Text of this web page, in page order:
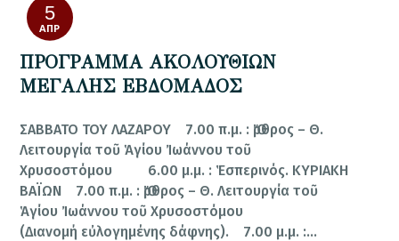
5
ΑΠΡ
ΠΡΟΓΡΑΜΜΑ ΑΚΟΛΟΥΘΙΩΝ
ΜΕΓΑΛΗΣ ΕΒΔΟΜΑΔΟΣ
ΣΑΒΒΑΤΟ ΤΟΥ ΛΑΖΑΡΟΥ 7.00 π.μ. : Ὄρθρος – Θ.
Λειτουργία τοῦ Ἁγίου Ἰωάννου τοῦ
Χρυσοστόμου 6.00 μ.μ. : Ἑσπερινός. ΚΥΡΙΑΚΗ
ΒΑΪΩΝ 7.00 π.μ. : Ὄρθρος – Θ. Λειτουργία τοῦ
Ἁγίου Ἰωάννου τοῦ Χρυσοστόμου
(Διανομή εὐλογημένης δάφνης). 7.00 μ.μ. :…